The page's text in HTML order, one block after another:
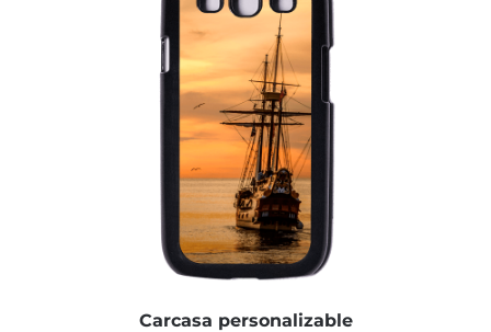
Carcasa personalizable